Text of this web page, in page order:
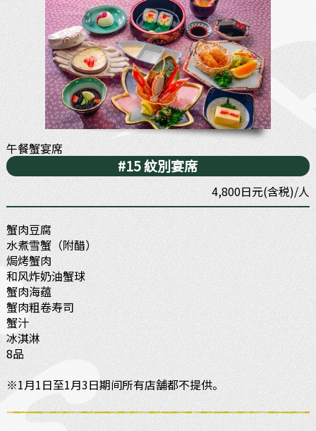
午餐蟹宴席
#15 紋別宴席
4,800日元(含税)/人
蟹肉豆腐
水煮雪蟹（附醋）
焗烤蟹肉
和风炸奶油蟹球
蟹肉海蕴
蟹肉粗卷寿司
蟹汁
冰淇淋
8品
※1月1日至1月3日期间所有店舗都不提供。